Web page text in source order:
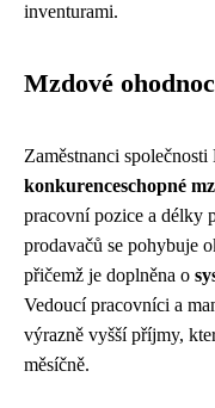
inventurami.
Mzdové
Zaměstnanci
konkurenceschopné
pracovní pozice a délky
prodavačů se pohybuje
přičemž je doplněna o
Vedoucí pracovníci a
výrazně vyšší příjmy,
měsíčně.